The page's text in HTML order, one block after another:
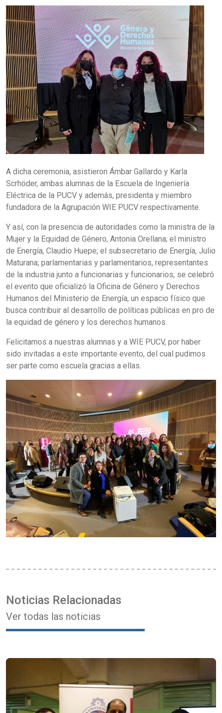
A dicha ceremonia, asistieron Ámbar Gallardo y Karla
Scrhöder, ambas alumnas de la Escuela de Ingeniería
Eléctrica de la PUCV y además, presidenta y miembro
fundadora de la Agrupación WIE PUCV respectivamente.
Y así, con la presencia de autoridades como la ministra de la
Mujer y la Equidad de Género, Antonia Orellana; el ministro
de Energía, Claudio Huepe; el subsecretario de Energía, Julio
Maturana; parlamentarias y parlamentarios, representantes
de la industria junto a funcionarias y funcionarios, se celebró
el evento que oficializó la Oficina de Género y Derechos
Humanos del Ministerio de Energía, un espacio físico que
busca contribuir al desarrollo de políticas públicas en pro de
la equidad de género y los derechos humanos.
Felicitamos a nuestras alumnas y a WIE PUCV, por haber
sido invitadas a este importante evento, del cual pudimos
ser parte como escuela gracias a ellas.
Noticias Relacionadas
Ver todas las noticias